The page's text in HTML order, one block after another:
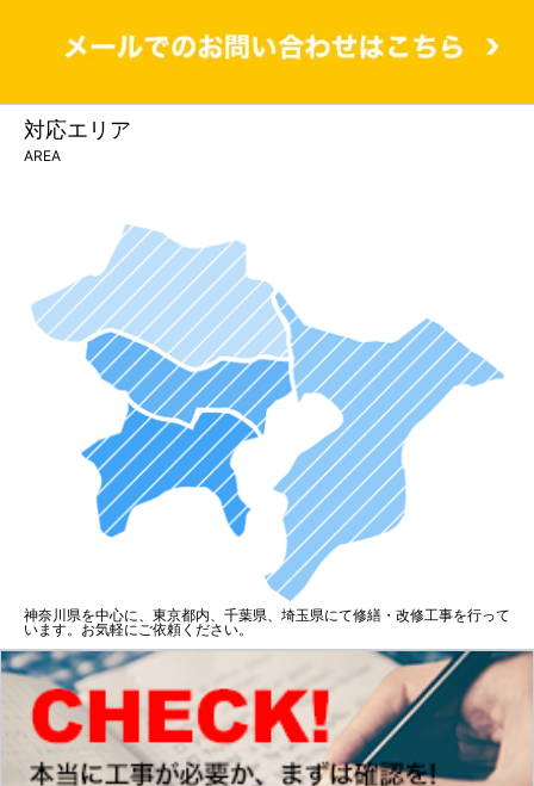
対応エリア
AREA
神奈川県を中心に、東京都内、千葉県、埼玉県にて修繕・改修工事を行って
います。お気軽にご依頼ください。